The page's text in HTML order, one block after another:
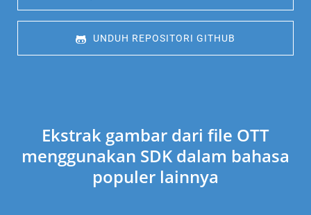
UNDUH REPOSITORI GITHUB
Ekstrak gambar dari file OTT
menggunakan SDK dalam bahasa
populer lainnya